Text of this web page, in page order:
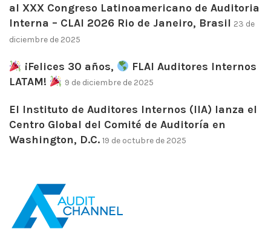
al XXX Congreso Latinoamericano de Auditoria
Interna – CLAI 2026 Rio de Janeiro, Brasil 23 de
diciembre de 2025
¡Felices 30 años,
FLAI Auditores Internos
LATAM!
9 de diciembre de 2025
El Instituto de Auditores Internos (IIA) lanza el
Centro Global del Comité de Auditoría en
Washington, D.C. 19 de octubre de 2025